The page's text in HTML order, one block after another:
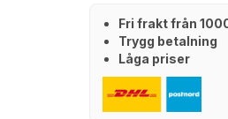
Fri frakt från
Trygg betalning
Låga priser